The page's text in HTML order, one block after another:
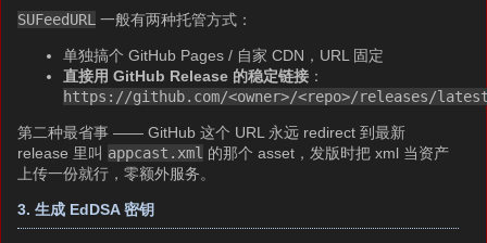
SUFeedURL 一般有两种托管方式：
单独搞个 GitHub Pages / 自家 CDN，URL 固定
直接用 GitHub Release 的稳定链接 ：
https://github.com/<owner>/<repo>/releases/
第二种最省事 —— GitHub 这个 URL 永远 redirect 到最新
release 里叫 appcast.xml 的那个 asset，发版时把 xml 当资产
上传一份就行，零额外服务。
3. 生成 EdDSA 密钥